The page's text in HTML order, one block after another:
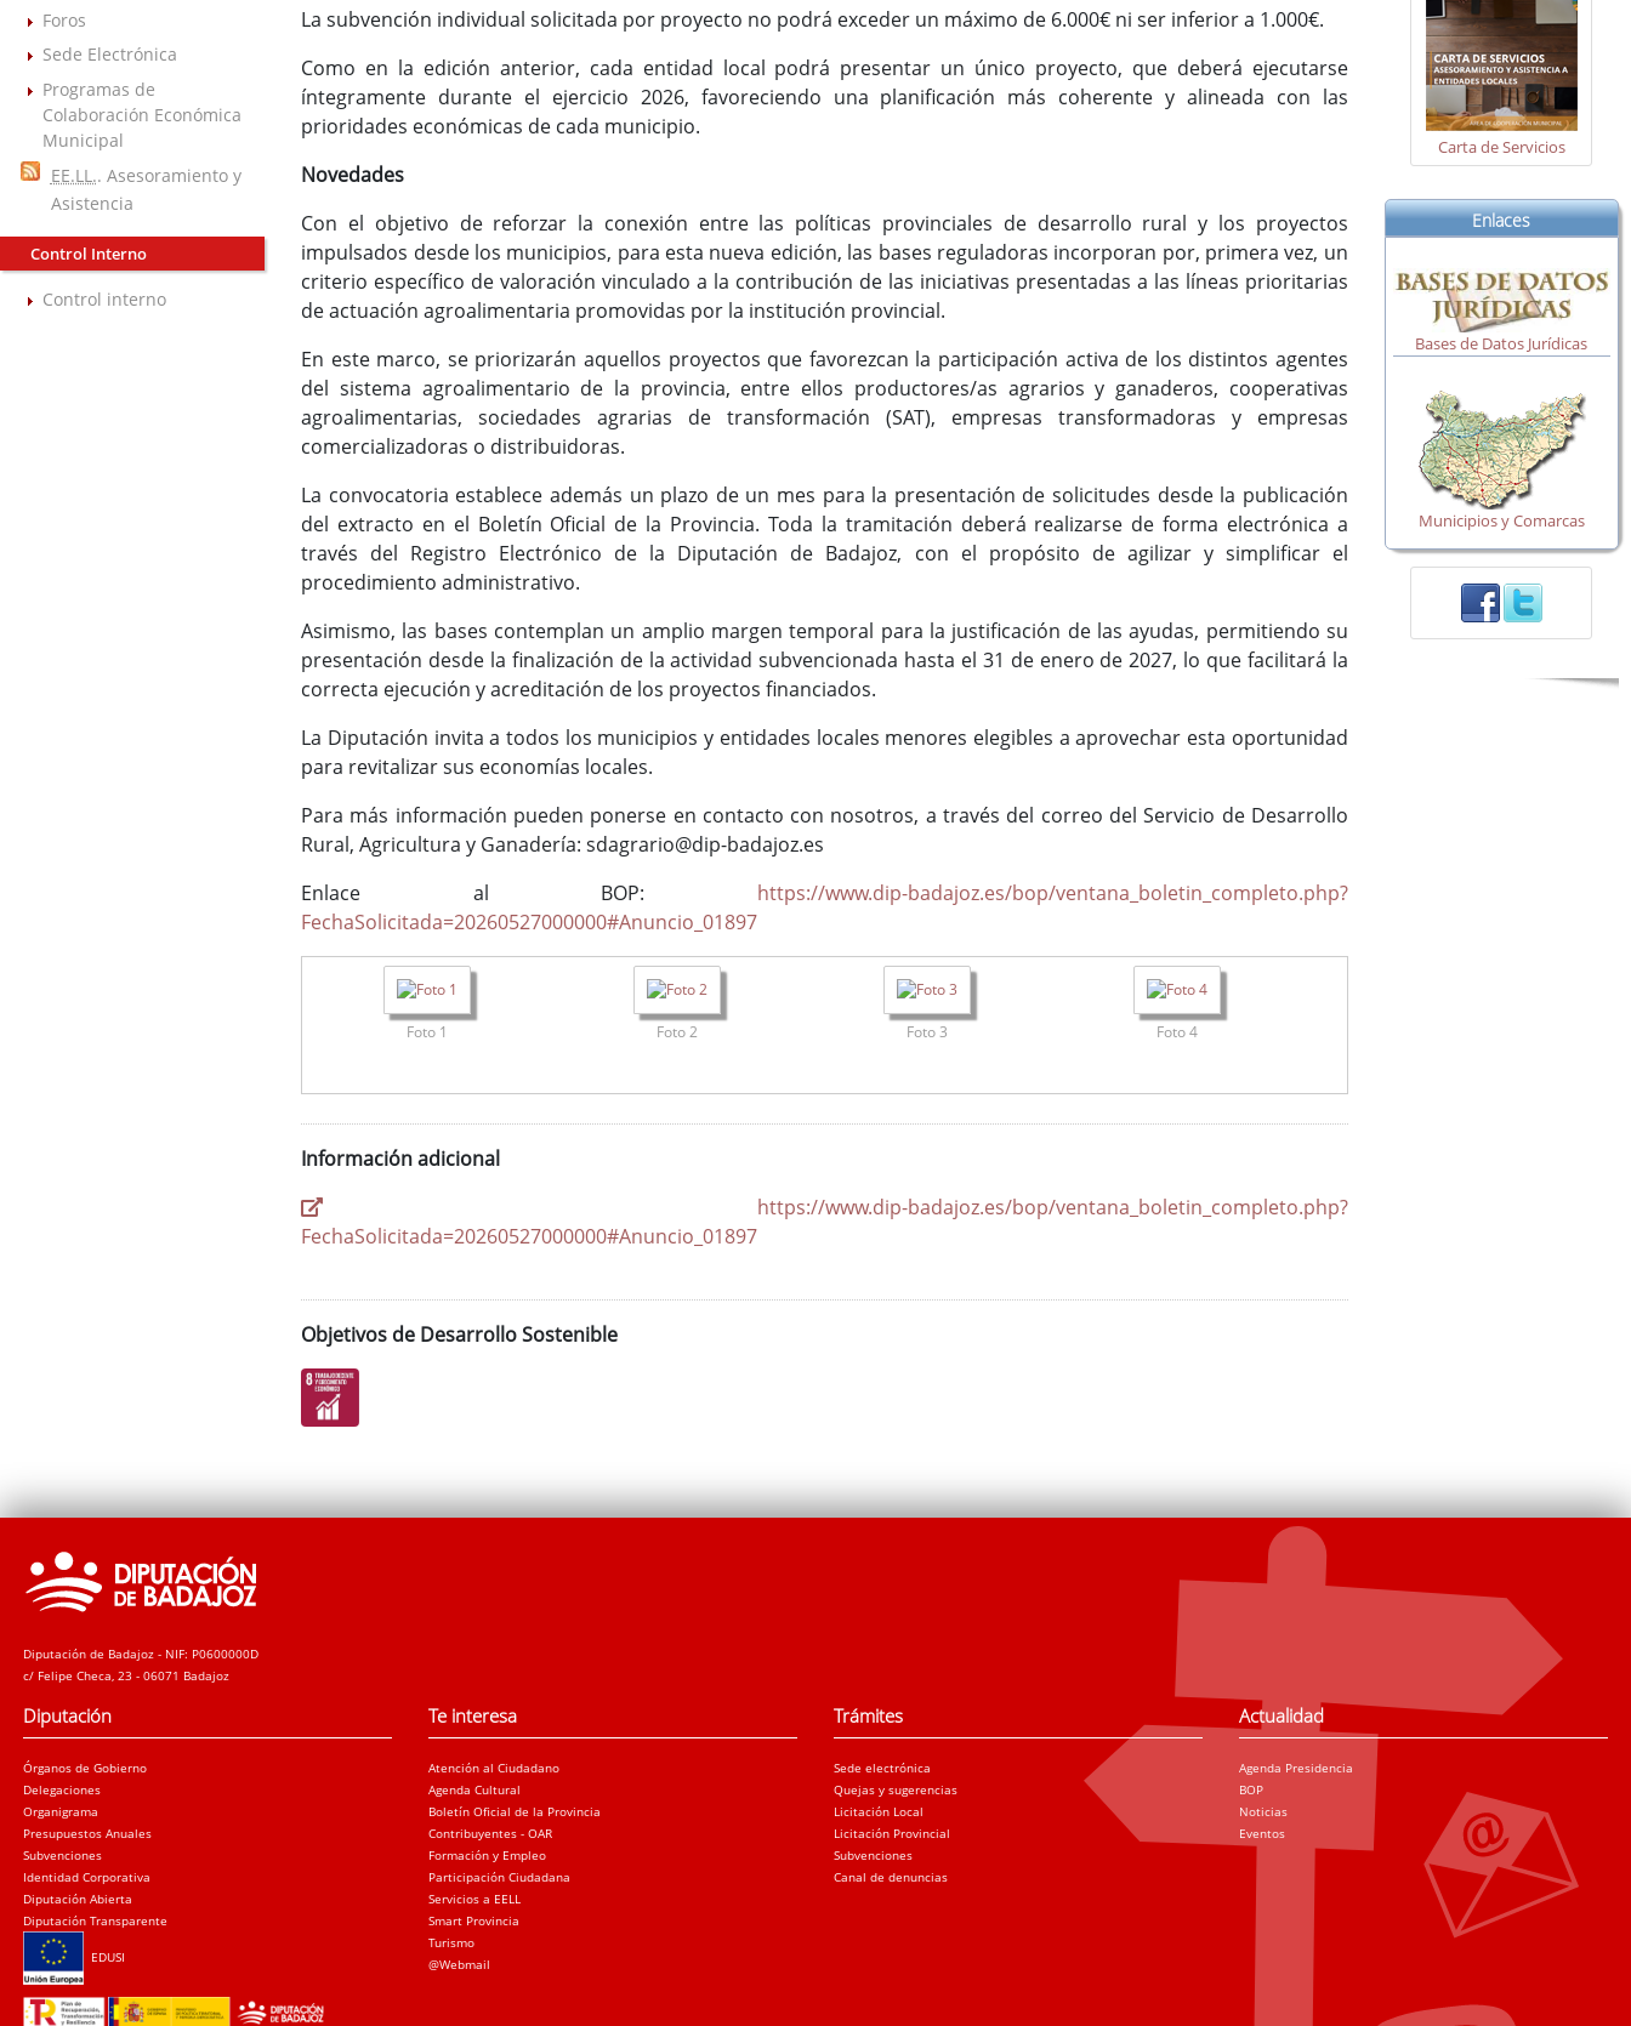
Foros
Sede Electrónica
Programas de
Colaboración Económica
Municipal
EE.LL.. Asesoramiento y
Asistencia
Control Interno
Control interno
La subvención individual solicitada por proyecto no podrá exceder un máximo de 6.000€ ni ser inferior a 1.000€.
Como en la edición anterior, cada entidad local podrá presentar un único proyecto, que deberá ejecutarse
íntegramente durante el ejercicio 2026, favoreciendo una planificación más coherente y alineada con las
prioridades económicas de cada municipio.
Novedades
Con el objetivo de reforzar la conexión entre las políticas provinciales de desarrollo rural y los proyectos
impulsados desde los municipios, para esta nueva edición, las bases reguladoras incorporan por, primera vez, un
criterio específico de valoración vinculado a la contribución de las iniciativas presentadas a las líneas prioritarias
de actuación agroalimentaria promovidas por la institución provincial.
En este marco, se priorizarán aquellos proyectos que favorezcan la participación activa de los distintos agentes
del sistema agroalimentario de la provincia, entre ellos productores/as agrarios y ganaderos, cooperativas
agroalimentarias, sociedades agrarias de transformación (SAT), empresas transformadoras y empresas
comercializadoras o distribuidoras.
La convocatoria establece además un plazo de un mes para la presentación de solicitudes desde la publicación
del extracto en el Boletín Oficial de la Provincia. Toda la tramitación deberá realizarse de forma electrónica a
través del Registro Electrónico de la Diputación de Badajoz, con el propósito de agilizar y simplificar el
procedimiento administrativo.
Asimismo, las bases contemplan un amplio margen temporal para la justificación de las ayudas, permitiendo su
presentación desde la finalización de la actividad subvencionada hasta el 31 de enero de 2027, lo que facilitará la
correcta ejecución y acreditación de los proyectos financiados.
La Diputación invita a todos los municipios y entidades locales menores elegibles a aprovechar esta oportunidad
para revitalizar sus economías locales.
Para más información pueden ponerse en contacto con nosotros, a través del correo del Servicio de Desarrollo
Rural, Agricultura y Ganadería: sdagrario@dip-badajoz.es
Enlace al BOP: https://www.dip-badajoz.es/bop/ventana_boletin_completo.php?
FechaSolicitada=20260527000000#Anuncio_01897
Foto 1 Foto 2 Foto 3 Foto 4
Información adicional
https://www.dip-badajoz.es/bop/ventana_boletin_completo.php?
FechaSolicitada=20260527000000#Anuncio_01897
Objetivos de Desarrollo Sostenible
Carta de Servicios
Enlaces
Bases de Datos Jurídicas
Municipios y Comarcas
Diputación de Badajoz - NIF: P0600000D
c/ Felipe Checa, 23 - 06071 Badajoz
Diputación
Órganos de Gobierno
Delegaciones
Organigrama
Presupuestos Anuales
Subvenciones
Identidad Corporativa
Diputación Abierta
Diputación Transparente
EDUSI
Te interesa
Atención al Ciudadano
Agenda Cultural
Boletín Oficial de la Provincia
Contribuyentes - OAR
Formación y Empleo
Participación Ciudadana
Servicios a EELL
Smart Provincia
Turismo
@Webmail
Trámites
Sede electrónica
Quejas y sugerencias
Licitación Local
Licitación Provincial
Subvenciones
Canal de denuncias
Actualidad
Agenda Presidencia
BOP
Noticias
Eventos